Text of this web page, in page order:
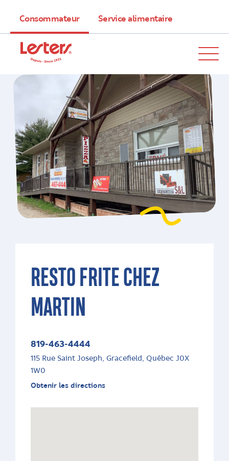
Consommateur Service alimentaire
RESTO FRITE CHEZ
MARTIN
819-463-4444
115 Rue Saint Joseph, Gracefield, Québec J0X
1W0
Obtenir les directions